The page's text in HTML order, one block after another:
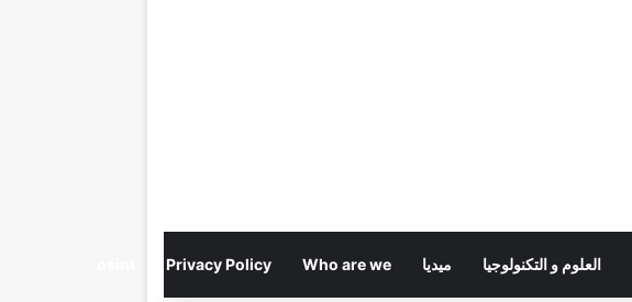
العلوم و التكنولوجيا ميديا Who are we
Privacy Policy